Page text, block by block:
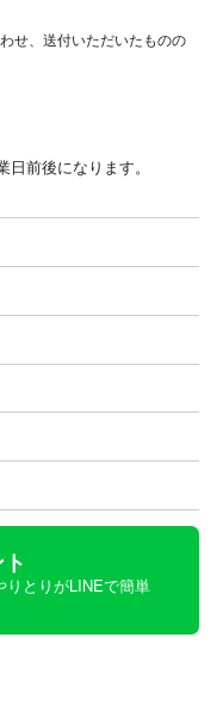
日曜日営業】
せ、送付いただいたものの
前後になります。
りとりがLINEで簡単